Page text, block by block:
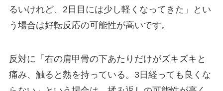
るいけれど、2日目には少し軽くなってきた」とい
う場合は好転反応の可能性が高いです。
反対に「右の肩甲骨の下あたりだけがズキズキと
痛み、触ると熱を持っている。3日経っても良くな